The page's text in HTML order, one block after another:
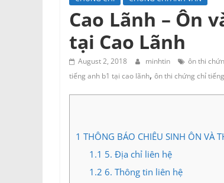
Cao Lãnh – Ôn
tại Cao Lãnh
August 2, 2018 minhtin ôn thi
tiếng anh b1 tại cao lãnh, ôn thi chứng chỉ
1 THÔNG BÁO CHIÊU SINH ÔN VÀ
1.1 5. Địa chỉ liên hệ
1.2 6. Thông tin liên hệ